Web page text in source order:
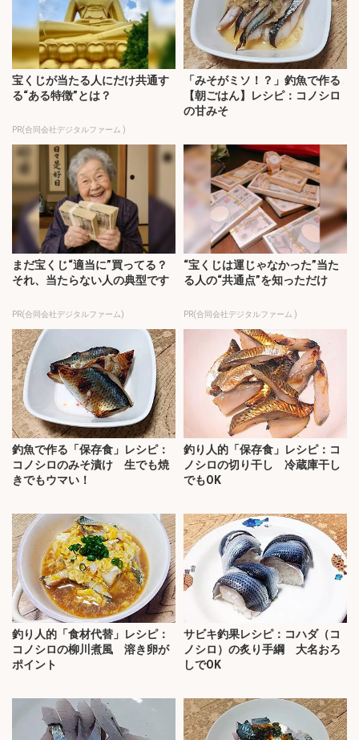
宝くじが当たる人にだけ共通す
る“ある特徴”とは？
PR(合同会社デジタルファーム )
「みそがミソ！？」釣魚で作る
【朝ごはん】レシピ：コノシロ
の甘みそ
まだ宝くじ“適当に”買ってる？
それ、当たらない人の典型です
PR(合同会社デジタルファーム)
“宝くじは運じゃなかった”当た
る人の“共通点”を知っただけ
PR(合同会社デジタルファーム )
釣魚で作る「保存食」レシピ：
コノシロのみそ漬け 生でも焼
きでもウマい！
釣り人的「保存食」レシピ：コ
ノシロの切り干し 冷蔵庫干し
でもOK
釣り人的「食材代替」レシピ：
コノシロの柳川煮風 溶き卵が
ポイント
サビキ釣果レシピ：コハダ（コ
ノシロ）の炙り手綱 大名おろ
しでOK